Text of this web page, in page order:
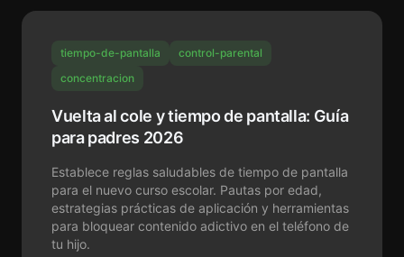
tiempo-de-pantalla
control-parental
concentracion
Vuelta al cole y tiempo de pantalla: Guía
para padres 2026
Establece reglas saludables de tiempo de pantalla
para el nuevo curso escolar. Pautas por edad,
estrategias prácticas de aplicación y herramientas
para bloquear contenido adictivo en el teléfono de
tu hijo.